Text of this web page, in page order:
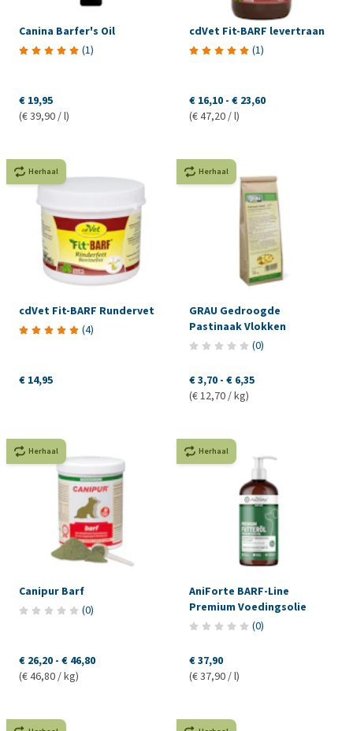
Canina Barfer's Oil
(1)
€ 19,95
(€ 39,90 / l)
cdVet Fit-BARF levertraan
(1)
€ 16,10 - € 23,60
(€ 47,20 / l)
Herhaal
cdVet Fit-BARF Rundervet
(4)
€ 14,95
Herhaal
GRAU Gedroogde
Pastinaak Vlokken
(0)
€ 3,70 - € 6,35
(€ 12,70 / kg)
Herhaal
Canipur Barf
(0)
€ 26,20 - € 46,80
(€ 46,80 / kg)
Herhaal
AniForte BARF-Line
Premium Voedingsolie
(0)
€ 37,90
(€ 37,90 / l)